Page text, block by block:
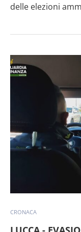
delle elezioni
CRONACA